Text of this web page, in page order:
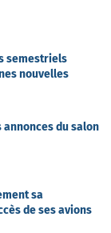
semestriels
nouvelles
annonces du salon
sa
de ses avions